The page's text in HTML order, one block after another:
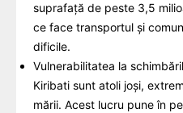
suprafață de peste 3,5
ce face transportul și
dificile.
Vulnerabilitatea la
Kiribati sunt atoli joși,
mării. Acest lucru pune în